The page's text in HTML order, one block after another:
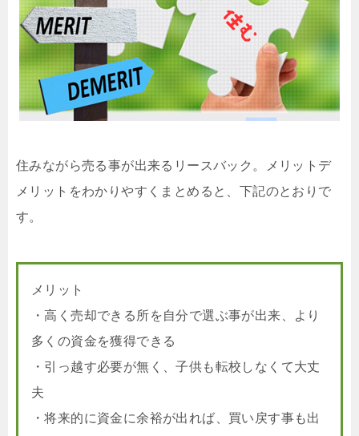
住みながら売る事が出来るリースバック。メリットデ
メリットをわかりやすくまとめると、下記のとおりで
す。
メリット
・高く売却できる所を自分で選ぶ事が出来、より
多くの資金を獲得できる
・引っ越す必要が無く、子供も転校しなくて大丈
夫
・将来的に資金に余裕が出れば、買い戻す事も出